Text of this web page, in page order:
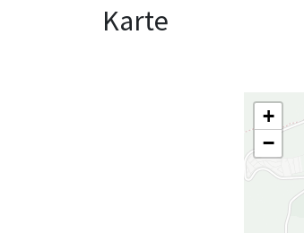
Karte
+
−